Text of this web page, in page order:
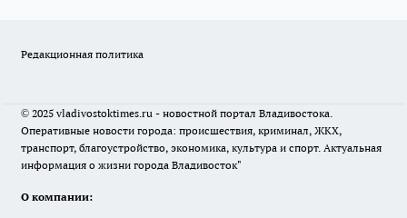
Редакционная политика
© 2025 vladivostoktimes.ru - новостной портал Владивостока.
Оперативные новости города: происшествия, криминал, ЖКХ,
транспорт, благоустройство, экономика, культура и спорт. Актуальная
информация о жизни города Владивосток"
О компании: